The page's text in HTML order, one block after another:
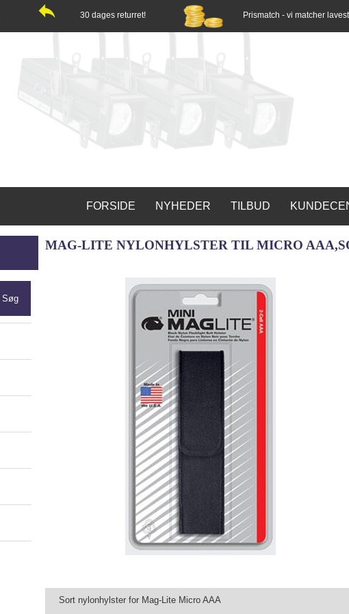
30 dages returret! Prismatch - vi matcher
FORSIDE NYHEDER TILBUD
MAG-LITE NYLONHYLSTER TIL MICRO
Sort nylonhylster for Mag-Lite Micro AAA